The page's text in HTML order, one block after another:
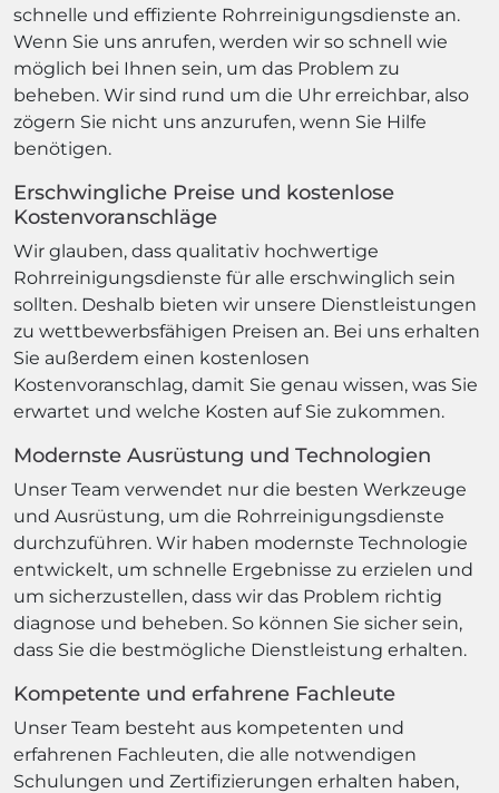
schnelle und effiziente Rohrreinigungsdienste an.
Wenn Sie uns anrufen, werden wir so schnell wie
möglich bei Ihnen sein, um das Problem zu
beheben. Wir sind rund um die Uhr erreichbar, also
zögern Sie nicht uns anzurufen, wenn Sie Hilfe
benötigen.
Erschwingliche Preise und kostenlose
Kostenvoranschläge
Wir glauben, dass qualitativ hochwertige
Rohrreinigungsdienste für alle erschwinglich sein
sollten. Deshalb bieten wir unsere Dienstleistungen
zu wettbewerbsfähigen Preisen an. Bei uns erhalten
Sie außerdem einen kostenlosen
Kostenvoranschlag, damit Sie genau wissen, was Sie
erwartet und welche Kosten auf Sie zukommen.
Modernste Ausrüstung und Technologien
Unser Team verwendet nur die besten Werkzeuge
und Ausrüstung, um die Rohrreinigungsdienste
durchzuführen. Wir haben modernste Technologie
entwickelt, um schnelle Ergebnisse zu erzielen und
um sicherzustellen, dass wir das Problem richtig
diagnose und beheben. So können Sie sicher sein,
dass Sie die bestmögliche Dienstleistung erhalten.
Kompetente und erfahrene Fachleute
Unser Team besteht aus kompetenten und
erfahrenen Fachleuten, die alle notwendigen
Schulungen und Zertifizierungen erhalten haben,